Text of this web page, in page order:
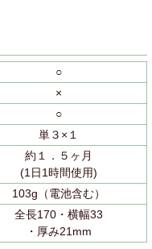
○
×
○
単３×１
約１．５ヶ月
(1日1時間使用)
103g（電池含む）
全長170・横幅33
・厚み21mm